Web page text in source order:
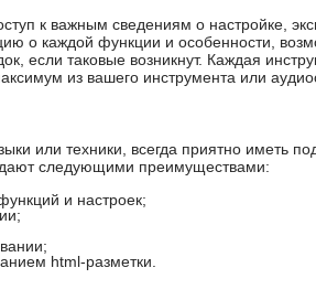
к важным сведениям о настройке,
о каждой функции и особенности,
если таковые возникнут. Каждая
из вашего инструмента или
или техники, всегда приятно иметь
следующими преимуществами:
и настроек;
html-разметки.